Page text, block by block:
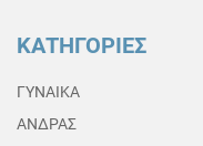
ΚΑΤΗΓΟΡΙΕΣ
ΓΥΝΑΙΚΑ
ΑΝΔΡΑΣ